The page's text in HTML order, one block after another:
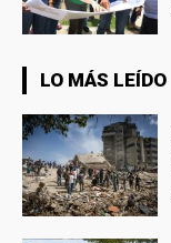
LO MÁS LEÍDO